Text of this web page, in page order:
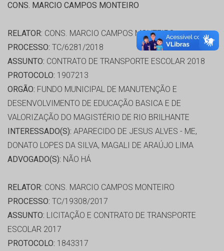
CONS. MARCIO CAMPOS MONTEIRO
RELATOR: CONS. MARCIO CAMPOS MONTEIRO
PROCESSO: TC/6281/2018
ASSUNTO: CONTRATO DE TRANSPORTE ESCOLAR 2018
PROTOCOLO: 1907213
ORGÃO: FUNDO MUNICIPAL DE MANUTENÇÃO E
DESENVOLVIMENTO DE EDUCAÇÃO BASICA E DE
VALORIZAÇÃO DO MAGISTÉRIO DE RIO BRILHANTE
INTERESSADO(S): APARECIDO DE JESUS ALVES - ME,
DONATO LOPES DA SILVA, MAGALI DE ARAÚJO LIMA
ADVOGADO(S): NÃO HÁ
RELATOR: CONS. MARCIO CAMPOS MONTEIRO
PROCESSO: TC/19308/2017
ASSUNTO: LICITAÇÃO E CONTRATO DE TRANSPORTE
ESCOLAR 2017
PROTOCOLO: 1843317